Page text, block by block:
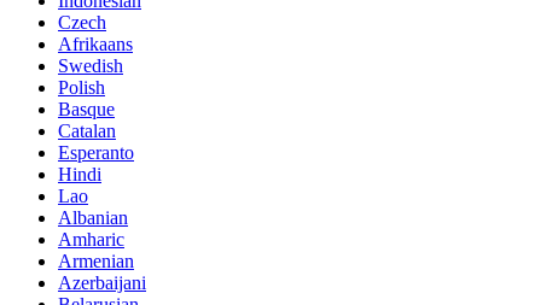
Czech
Afrikaans
Swedish
Polish
Basque
Catalan
Esperanto
Hindi
Lao
Albanian
Amharic
Armenian
Azerbaijani